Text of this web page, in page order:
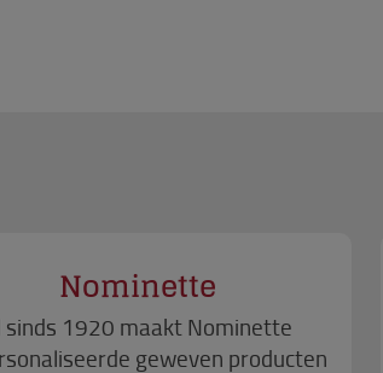
Nominette
sinds 1920 maakt Nominette
geweven producten